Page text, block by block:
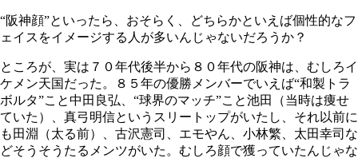
“阪神顔”といったら、おそらく、どちらかといえば個性的なフ
ェイスをイメージする人が多いんじゃないだろうか？
ところが、実は７０年代後半から８０年代の阪神は、むしろイ
ケメン天国だった。８５年の優勝メンバーでいえば“和製トラ
ボルタ”こと中田良弘、“球界のマッチ”こと池田（当時は痩せ
ていた）、真弓明信というスリートップがいたし、それ以前に
も田淵（太る前）、古沢憲司、エモやん、小林繁、太田幸司な
どそうそうたるメンツがいた。むしろ顔で獲っていたんじゃな